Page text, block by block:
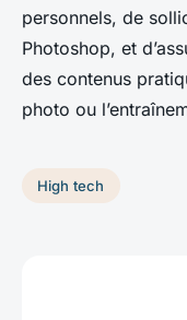
personnels, de
Photoshop, et
des contenus
photo ou
High tech